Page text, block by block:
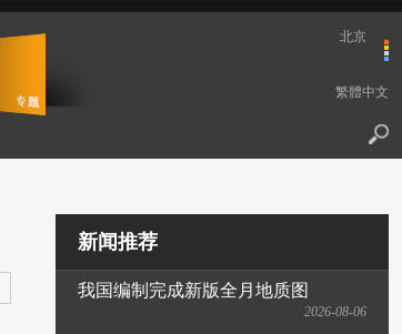
北京
繁體中文
新闻推荐
我国编制完成新版全月地质图
2026-08-06